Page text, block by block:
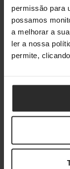
permissão para
possamos
a melhorar a
ler a nossa
permite,
saída (9V)
Corrente de
saída (12V)
saída (20V)
Pesos e